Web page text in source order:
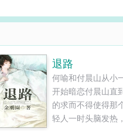
退路
何喻和付晨山从小
开始暗恋付晨山直
的求而不得使得那
轻人一时头脑发热